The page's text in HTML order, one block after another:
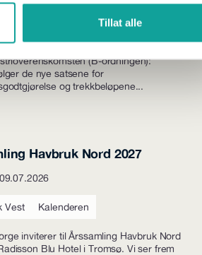
Tillat alle
(B-ordningen):
de nye satsene for
og trekkbeløpene...
Havbruk Nord 2027
Vest Kalenderen
inviterer til Årssamling Havbruk Nord
Blu Hotel i Tromsø. Vi ser frem